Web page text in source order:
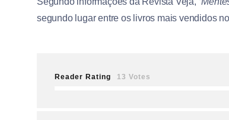
segundo lugar entre os livros mais vendidos
Reader Rating 13 Votes